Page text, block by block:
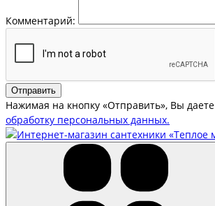
Комментарий:
Отправить
Нажимая на кнопку «Отправить», Вы даете
обработку персональных данных.